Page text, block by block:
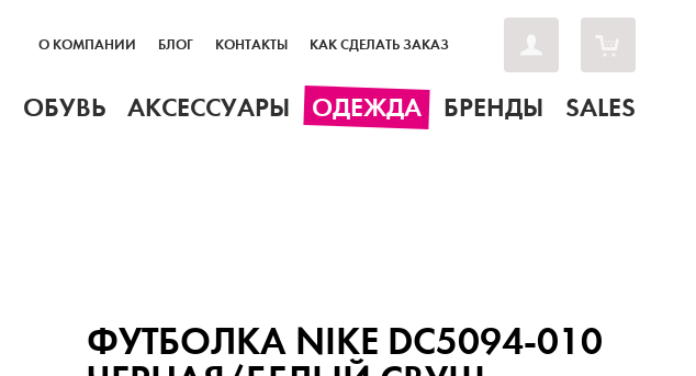
О КОМПАНИИ БЛОГ КОНТАКТЫ КАК СДЕЛАТЬ ЗАКАЗ
ОБУВЬ АКСЕССУАРЫ ОДЕЖДА БРЕНДЫ SALES
ФУТБОЛКА NIKE DC5094-010